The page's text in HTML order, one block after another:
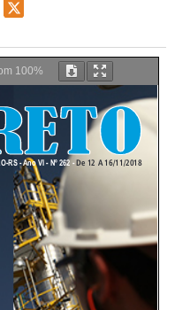
100%